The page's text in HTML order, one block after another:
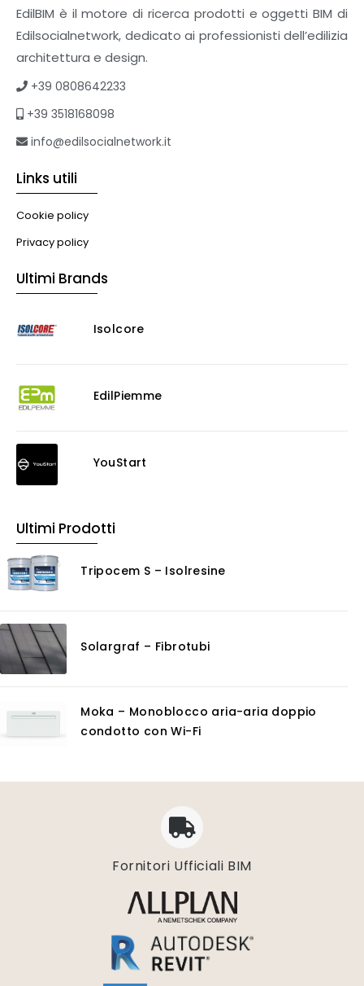
EdilBIM è il motore di ricerca prodotti e oggetti BIM di
Edilsocialnetwork, dedicato ai professionisti dell’edilizia
architettura e design.
+39 0808642233
+39 3518168098
info@edilsocialnetwork.it
Links utili
Cookie policy
Privacy policy
Ultimi Brands
Isolcore
EdilPiemme
YouStart
Ultimi Prodotti
Tripocem S – Isolresine
Solargraf – Fibrotubi
Moka – Monoblocco aria-aria doppio
condotto con Wi-Fi
Fornitori Ufficiali BIM